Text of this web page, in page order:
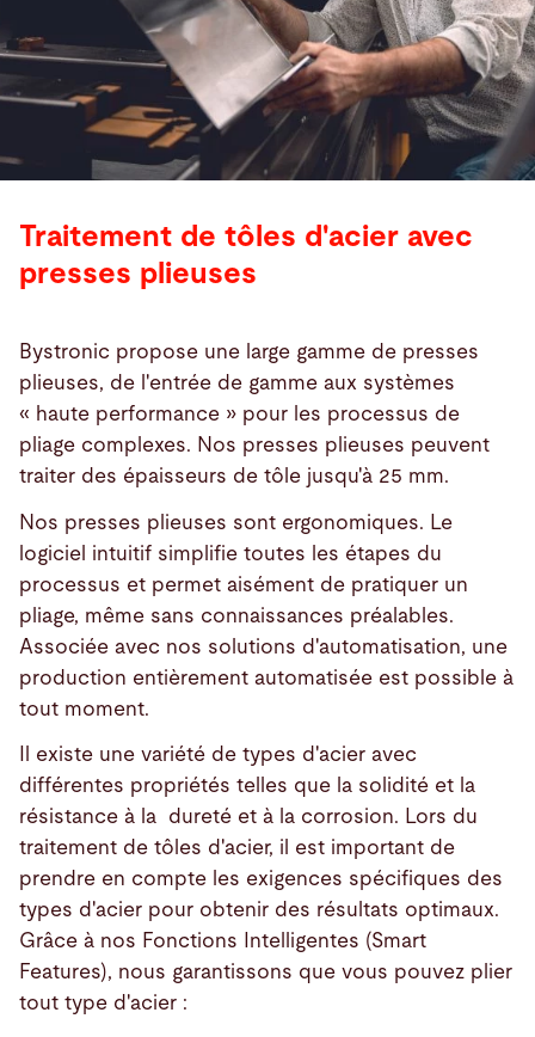
Traitement de tôles d'acier avec
presses plieuses
Bystronic propose une large gamme de presses
plieuses, de l'entrée de gamme aux systèmes
« haute performance » pour les processus de
pliage complexes. Nos presses plieuses peuvent
traiter des épaisseurs de tôle jusqu'à 25 mm.
Nos presses plieuses sont ergonomiques. Le
logiciel intuitif simplifie toutes les étapes du
processus et permet aisément de pratiquer un
pliage, même sans connaissances préalables.
Associée avec nos solutions d'automatisation, une
production entièrement automatisée est possible à
tout moment.
Il existe une variété de types d'acier avec
différentes propriétés telles que la solidité et la
résistance à la dureté et à la corrosion. Lors du
traitement de tôles d'acier, il est important de
prendre en compte les exigences spécifiques des
types d'acier pour obtenir des résultats optimaux.
Grâce à nos Fonctions Intelligentes (Smart
Features), nous garantissons que vous pouvez plier
tout type d'acier :